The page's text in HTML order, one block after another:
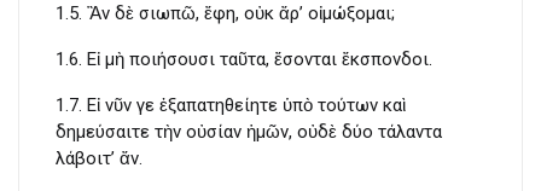
1.5. Ἂν δὲ σιωπῶ, ἔφη, οὐκ ἄρ’ οἰμώξομαι;
1.6. Εἰ μὴ ποιήσουσι ταῦτα, ἔσονται ἔκσπονδοι.
1.7. Εἰ νῦν γε ἐξαπατηθείητε ὑπὸ τούτων καὶ
δημεύσαιτε τὴν οὐσίαν ἡμῶν, οὐδὲ δύο τάλαντα
λάβοιτ’ ἄν.